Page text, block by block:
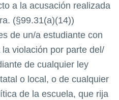
a la acusación realizada
(§99.31(a)(14))
de un/a estudiante con
la violación por parte del/
de cualquier ley
o local, o de cualquier
de la escuela, que rija